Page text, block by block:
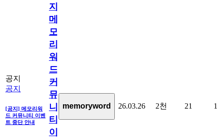
공지
공지
[공지] 메모리워
드 커뮤니티 이벤
트 중단 안내
지]
메
모
리
워
드
커
뮤
니
티
이
memoryword 26.03.26 2천 21 1